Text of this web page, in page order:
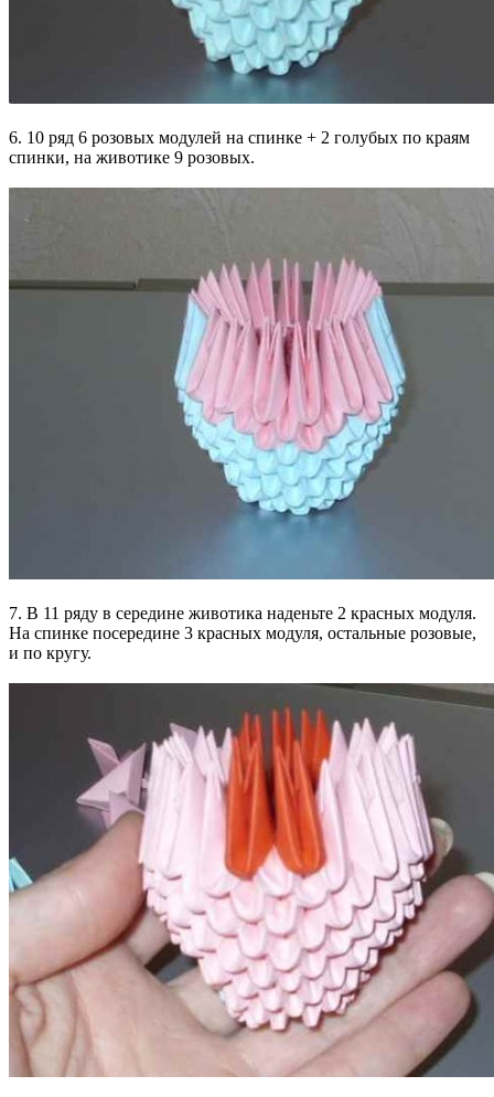
6. 10 ряд 6 розовых модулей на спинке + 2 голубых по краям
спинки, на животике 9 розовых.
7. В 11 ряду в середине животика наденьте 2 красных модуля.
На спинке посередине 3 красных модуля, остальные розовые,
и по кругу.